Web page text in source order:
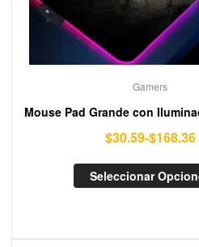
Gamers
Mouse Pad Grande con
$30.59-$168.36
Seleccionar